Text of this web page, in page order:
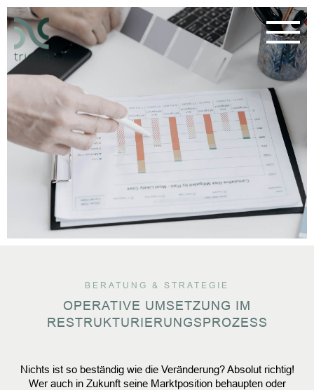
BERATUNG & STRATEGIE
OPERATIVE UMSETZUNG IM
RESTRUKTURIERUNGSPROZESS
Nichts ist so beständig wie die Veränderung? Absolut richtig!
Wer auch in Zukunft seine Marktposition behaupten oder